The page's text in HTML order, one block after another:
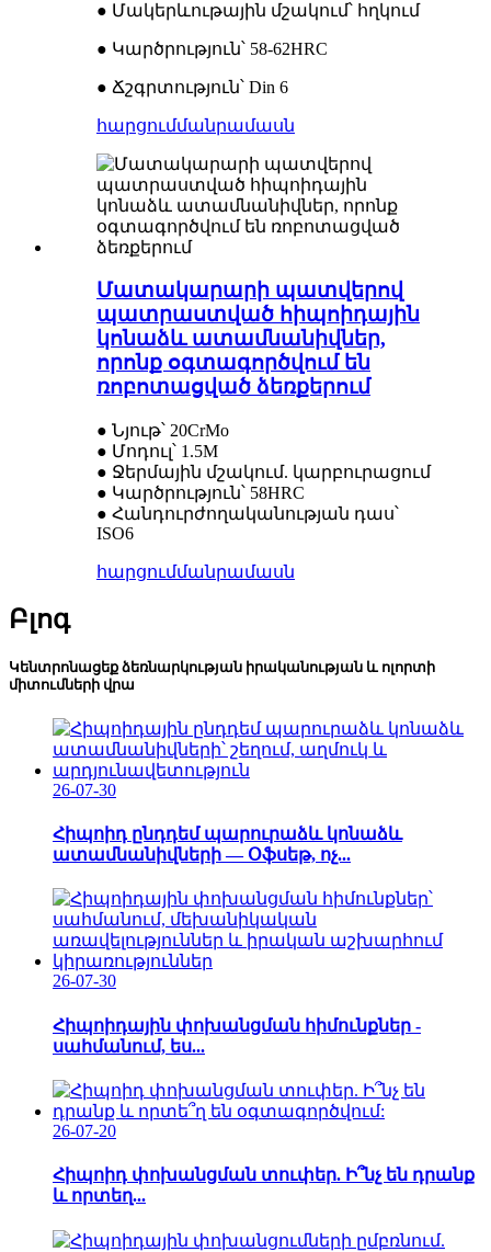
● Մակերևութային մշակում՝ հղկում
● Կարծրություն՝ 58-62HRC
● Ճշգրտություն՝ Din 6
հարցումմանրամասն
Մատակարարի պատվերով
պատրաստված հիպոիդային
կոնաձև ատամնանիվներ,
որոնք օգտագործվում են
ռոբոտացված ձեռքերում
● Նյութ՝ 20CrMo
● Մոդուլ՝ 1.5M
● Ջերմային մշակում. կարբուրացում
● Կարծրություն՝ 58HRC
● Հանդուրժողականության դաս՝
ISO6
հարցումմանրամասն
Բլոգ
Կենտրոնացեք ձեռնարկության իրականության և ոլորտի
միտումների վրա
26-07-30
Հիպոիդ ընդդեմ պարուրաձև կոնաձև
ատամնանիվների — Օֆսեթ, ոչ...
26-07-30
Հիպոիդային փոխանցման հիմունքներ -
սահմանում, ես...
26-07-20
Հիպոիդ փոխանցման տուփեր. Ի՞նչ են դրանք
և որտեղ...